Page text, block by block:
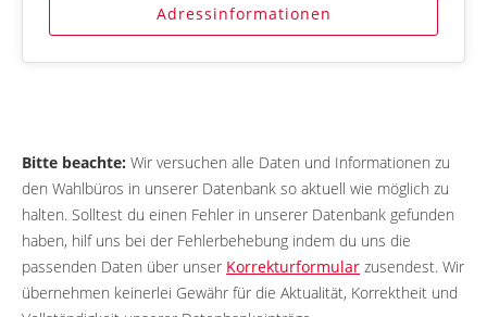
Adressinformationen
Bitte beachte: Wir versuchen alle Daten und Informationen zu
den Wahlbüros in unserer Datenbank so aktuell wie möglich zu
halten. Solltest du einen Fehler in unserer Datenbank gefunden
haben, hilf uns bei der Fehlerbehebung indem du uns die
passenden Daten über unser Korrekturformular zusendest. Wir
übernehmen keinerlei Gewähr für die Aktualität, Korrektheit und